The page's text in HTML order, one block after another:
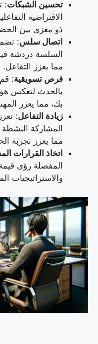
تحسين الشبكات:
الافتراضية
ذو مغزى بين
اتصال سلس:
السلسة دردشة
مما يعزز التفاعل.
فرص تسويقية:
بالحدث لتعكس
بك، مما يعزز
زيادة التفاعل:
المشاركة النشطة
مما يعزز تجربة
اتخاذ القرارات
المفصلة رؤى
والاستراتيجيات